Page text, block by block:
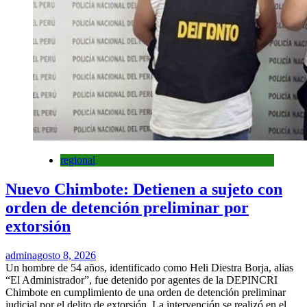
regional
Nuevo Chimbote: Detienen a sujeto con
orden de detención preliminar por
extorsión
adminagosto 8, 2026
Un hombre de 54 años, identificado como Heli Diestra Borja, alias
“El Administrador”, fue detenido por agentes de la DEPINCRI
Chimbote en cumplimiento de una orden de detención preliminar